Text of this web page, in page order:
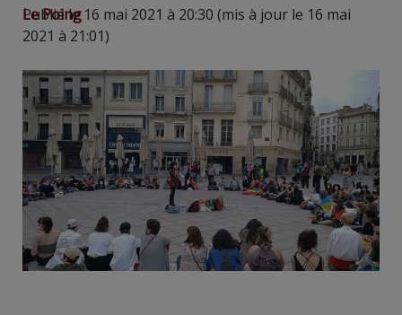
Le Poing
Publié le 16 mai 2021 à 20:30 (mis à jour le 16 mai
2021 à 21:01)